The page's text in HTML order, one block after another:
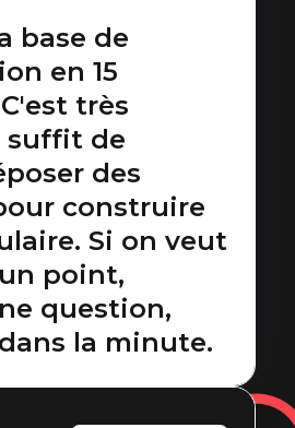
la meilleure
et qui
dans
métiers !
base de
en 15
très
de
des
construire
Si on veut
point,
question,
la minute.